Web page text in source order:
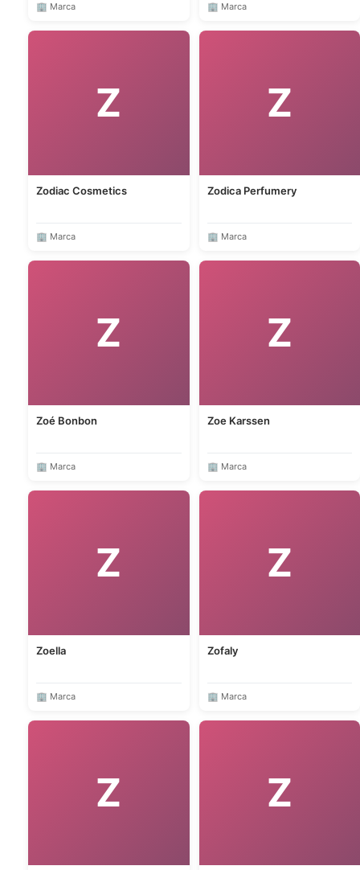
🏢 Marca 🏢 Marca
Z
Zodiac Cosmetics
🏢 Marca
Z
Zodica Perfumery
🏢 Marca
Z
Zoé Bonbon
🏢 Marca
Z
Zoe Karssen
🏢 Marca
Z
Zoella
🏢 Marca
Z
Zofaly
🏢 Marca
Z Z